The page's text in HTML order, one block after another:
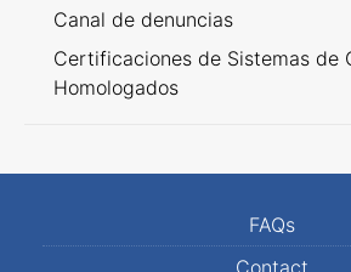
Canal de denuncias
Certificaciones de Sistemas de
Homologados
FAQs
Contact